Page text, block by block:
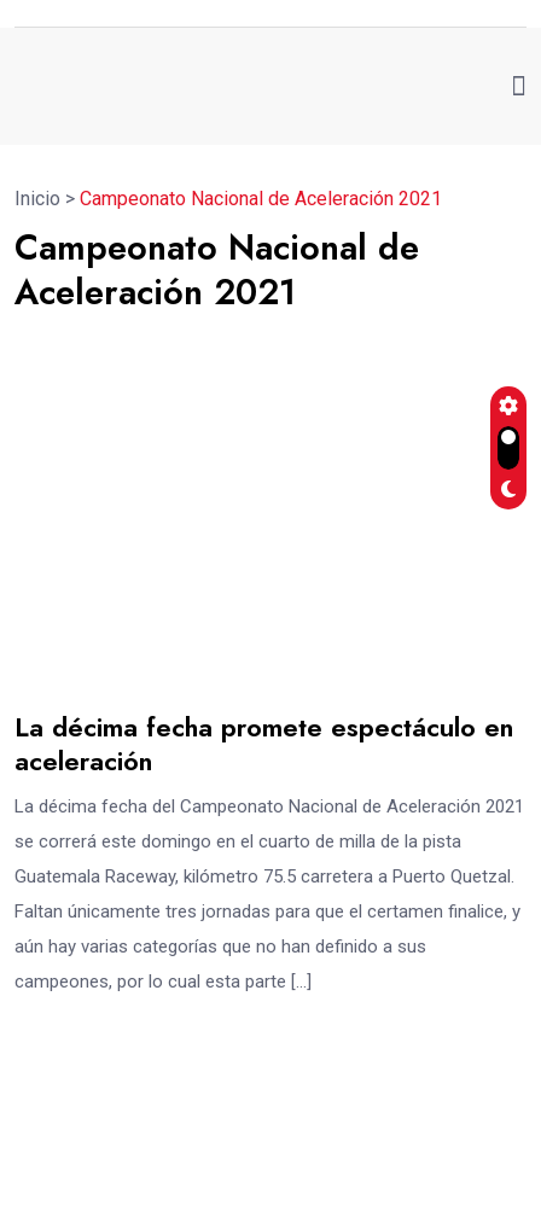
Inicio > Campeonato Nacional de Aceleración 2021
Campeonato Nacional de
Aceleración 2021
La décima fecha promete espectáculo en
aceleración
La décima fecha del Campeonato Nacional de Aceleración 2021
se correrá este domingo en el cuarto de milla de la pista
Guatemala Raceway, kilómetro 75.5 carretera a Puerto Quetzal.
Faltan únicamente tres jornadas para que el certamen finalice, y
aún hay varias categorías que no han definido a sus
campeones, por lo cual esta parte […]